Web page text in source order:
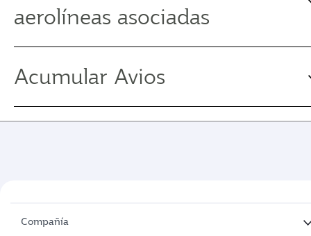
aerolíneas asociadas
Acumular Avios
Compañía